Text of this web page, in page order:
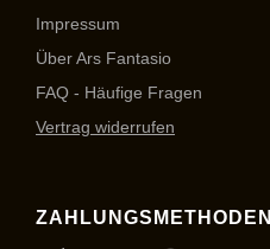
Impressum
Über Ars Fantasio
FAQ - Häufige Fragen
Vertrag widerrufen
ZAHLUNGSMETHODEN